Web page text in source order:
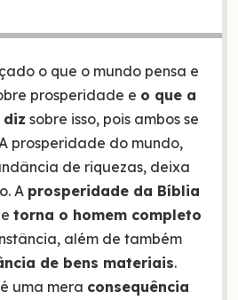
o que o mundo pensa e
prosperidade e o que a
diz sobre isso, pois ambos se
prosperidade do mundo,
de riquezas, deixa
A prosperidade da Bíblia
torna o homem completo
além de também
de bens materiais.
uma mera consequência